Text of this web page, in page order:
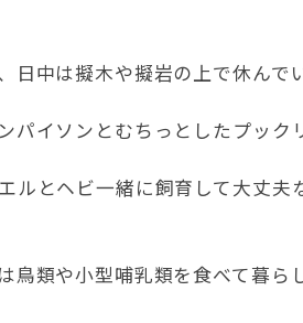
日中は擬木や擬岩の上で休ん
パイソンとむちっとしたプック
ルとヘビ一緒に飼育して大丈
鳥類や小型哺乳類を食べて暮ら